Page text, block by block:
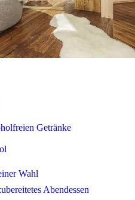
Getränke
Wahl
Abendessen